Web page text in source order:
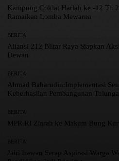
Kampung Coklat Harlah ke -12 Th
Ramaikan Lomba Mewarna
BERITA
Aliansi 212 Blitar Raya Siapkan
Dewan
BERITA
Ahmad Baharudin:Implementasi
Keberhasilan Pembangunan
BERITA
MPR RI Ziarah ke Makam Bung